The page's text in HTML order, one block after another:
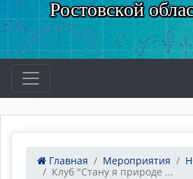
Ростовской
Главная Мероприятия
Клуб "Стану я природе ...